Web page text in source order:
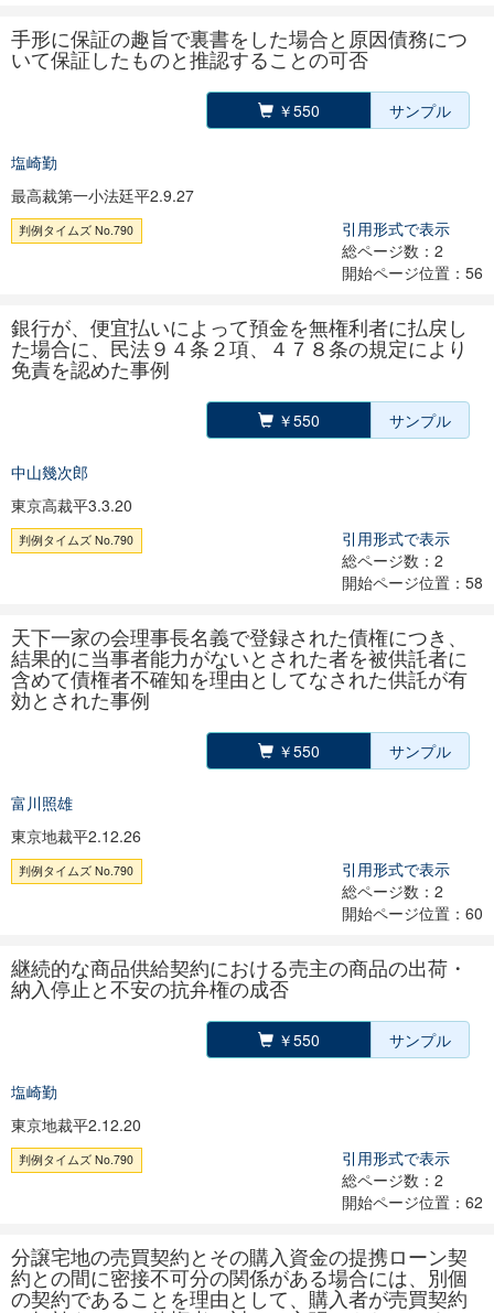
手形に保証の趣旨で裏書をした場合と原因債務につ
いて保証したものと推認することの可否
￥550 サンプル
塩崎勤
最高裁第一小法廷平2.9.27
判例タイムズ No.790
引用形式で表示
総ページ数：2
開始ページ位置：56
銀行が、便宜払いによって預金を無権利者に払戻し
た場合に、民法９４条２項、４７８条の規定により
免責を認めた事例
￥550 サンプル
中山幾次郎
東京高裁平3.3.20
判例タイムズ No.790
引用形式で表示
総ページ数：2
開始ページ位置：58
天下一家の会理事長名義で登録された債権につき、
結果的に当事者能力がないとされた者を被供託者に
含めて債権者不確知を理由としてなされた供託が有
効とされた事例
￥550 サンプル
富川照雄
東京地裁平2.12.26
判例タイムズ No.790
引用形式で表示
総ページ数：2
開始ページ位置：60
継続的な商品供給契約における売主の商品の出荷・
納入停止と不安の抗弁権の成否
￥550 サンプル
塩崎勤
東京地裁平2.12.20
判例タイムズ No.790
引用形式で表示
総ページ数：2
開始ページ位置：62
分譲宅地の売買契約とその購入資金の提携ローン契
約との間に密接不可分の関係がある場合には、別個
の契約であることを理由として、購入者が売買契約